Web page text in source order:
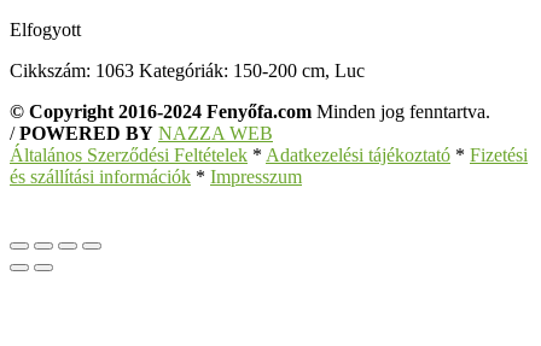
Elfogyott
Cikkszám: 1063 Kategóriák: 150-200 cm, Luc
© Copyright 2016-2024 Fenyőfa.com Minden jog fenntartva.
/POWERED BY NAZZA WEB
Általános Szerződési Feltételek * Adatkezelési tájékoztató * Fizetési
és szállítási információk * Impresszum